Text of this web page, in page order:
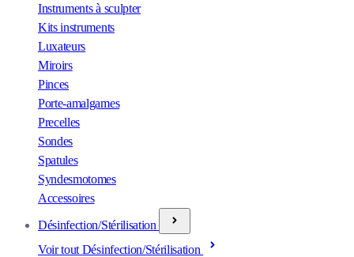
Instruments à sculpter
Kits instruments
Luxateurs
Miroirs
Pinces
Porte-amalgames
Precelles
Sondes
Spatules
Syndesmotomes
Accessoires
Désinfection/Stérilisation
Voir tout Désinfection/Stérilisation